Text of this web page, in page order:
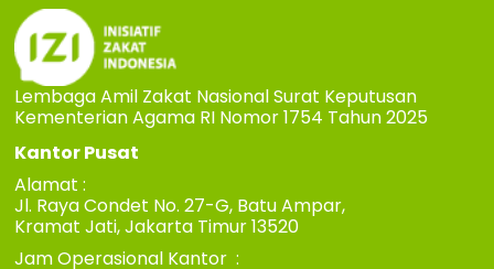
Lembaga Amil Zakat Nasional Surat Keputusan
Kementerian Agama RI Nomor 1754 Tahun 2025
Kantor Pusat
Alamat :
Jl. Raya Condet No. 27-G, Batu Ampar,
Kramat Jati, Jakarta Timur 13520
Jam Operasional Kantor :